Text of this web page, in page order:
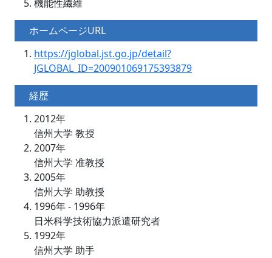
機能性繊維
ホームページURL
https://jglobal.jst.go.jp/detail?
JGLOBAL_ID=200901069175393879
経歴
2012年
信州大学 教授
2007年
信州大学 准教授
2005年
信州大学 助教授
1996年 - 1996年
日米科学技術協力派遣研究者
1992年
信州大学 助手